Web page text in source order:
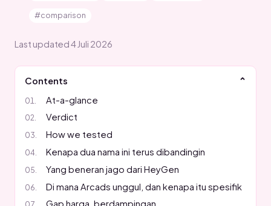
#comparison
Last updated4 Juli 2026
Contents
At-a-glance
Verdict
How we tested
Kenapa dua nama ini terus dibandingin
Yang beneran jago dari HeyGen
Di mana Arcads unggul, dan kenapa itu spesifik